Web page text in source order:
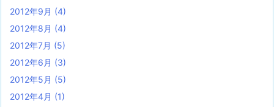
2012年9月 (4)
2012年8月 (4)
2012年7月 (5)
2012年6月 (3)
2012年5月 (5)
2012年4月 (1)